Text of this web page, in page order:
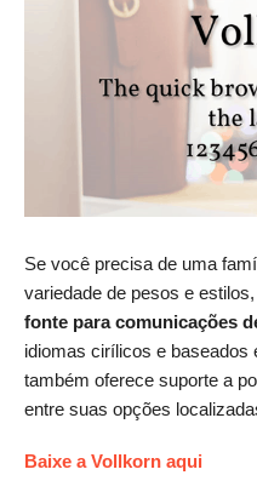
Se você precisa de uma
variedade de pesos e estilos,
fonte para comunicações
idiomas cirílicos e baseados
também oferece suporte a
entre suas opções
Baixe a Vollkorn aqui